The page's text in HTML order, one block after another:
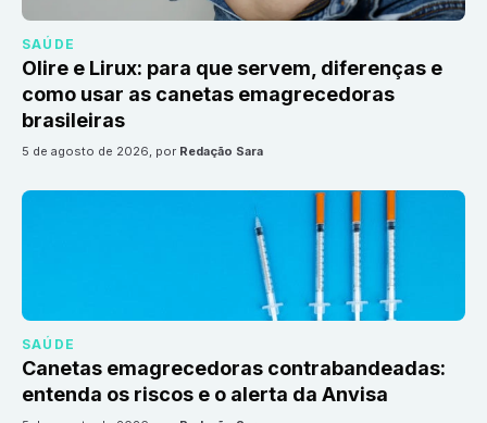
SAÚDE
Olire e Lirux: para que servem, diferenças e
como usar as canetas emagrecedoras
brasileiras
5 de agosto de 2026, por Redação Sara
SAÚDE
Canetas emagrecedoras contrabandeadas:
entenda os riscos e o alerta da Anvisa